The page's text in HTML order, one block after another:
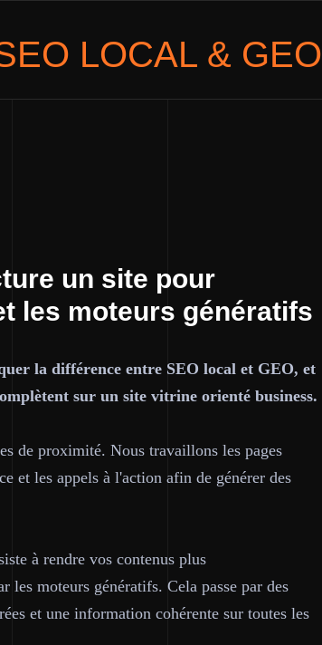
LOCAL & GEO
un site pour
les moteurs génératifs
la différence entre SEO local et GEO, et
sur un site vitrine orienté business.
de proximité. Nous travaillons les pages
et les appels à l'action afin de générer des
à rendre vos contenus plus
moteurs génératifs. Cela passe par des
et une information cohérente sur toutes les